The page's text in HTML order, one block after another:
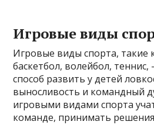
Игровые виды
Игровые виды спорта, такие
баскетбол, волейбол,
способ развить у детей
выносливость и командный
игровыми видами спорта
команде, принимать